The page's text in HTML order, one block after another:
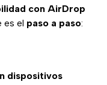
con AirDrop
es el paso a paso:
dispositivos